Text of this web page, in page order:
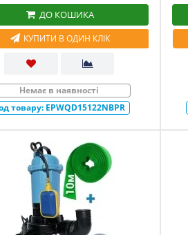
ДО КОШИКА
КУПИТИ В ОДИН КЛІК
Немає в наявності
товару: EPWQD15122NBPR